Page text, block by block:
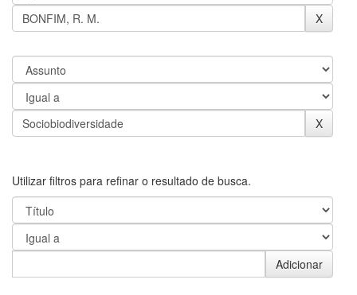
Utilizar filtros para refinar o resultado de busca.